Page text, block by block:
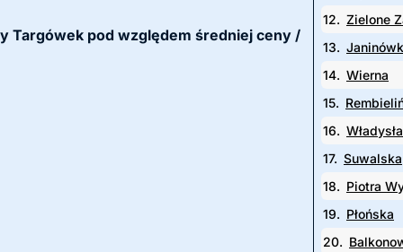
Targówek pod względem średniej ceny /
12. Zielone
13.
14. Wierna
15.
16.
17. Suwalska
18. Piotra
19. Płońska
20.